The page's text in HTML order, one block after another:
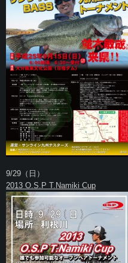
9/29（日）
2013 O.S.P T.Namiki Cup